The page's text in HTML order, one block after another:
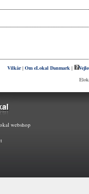
Vilkår|Om eLokal Danmark |
webshop